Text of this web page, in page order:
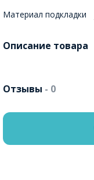
Материал подкладки
Описание товара
Отзывы - 0